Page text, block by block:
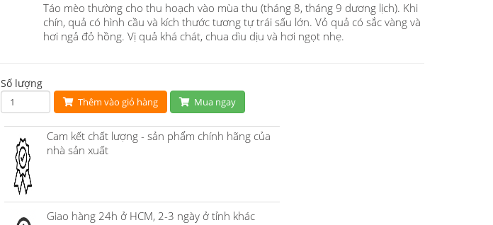
Táo mèo thường cho thu hoạch vào mùa thu (tháng 8, tháng 9 dương lịch). Khi
chín, quả có hình cầu và kích thước tương tự trái sấu lớn. Vỏ quả có sắc vàng và
hơi ngả đỏ hồng. Vị quả khá chát, chua dìu dịu và hơi ngọt nhẹ.
Số lượng
Thêm vào giỏ hàng Mua ngay
Cam kết chất lượng - sản phẩm chính hãng của
nhà sản xuất
Giao hàng 24h ở HCM, 2-3 ngày ở tỉnh khác